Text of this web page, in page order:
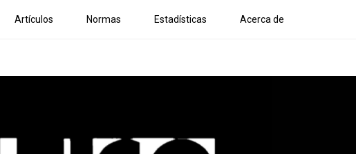
Artículos Normas Estadísticas Acerca de